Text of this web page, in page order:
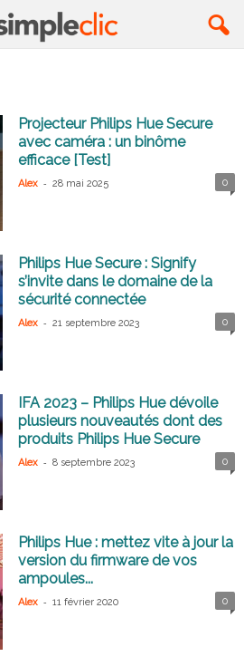
Projecteur Philips Hue Secure
avec caméra : un binôme
efficace [Test]
Alex - 28 mai 2025 0
Philips Hue Secure : Signify
s’invite dans le domaine de la
sécurité connectée
Alex - 21 septembre 2023 0
IFA 2023 – Philips Hue dévoile
plusieurs nouveautés dont des
produits Philips Hue Secure
Alex - 8 septembre 2023 0
Philips Hue : mettez vite à jour la
version du firmware de vos
ampoules...
Alex - 11 février 2020 0